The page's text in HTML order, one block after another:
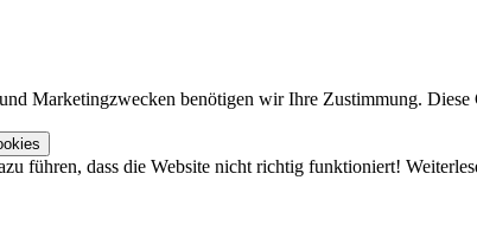
Marketingzwecken benötigen wir Ihre Zustimmung.
führen, dass die Website nicht richtig funktioniert!